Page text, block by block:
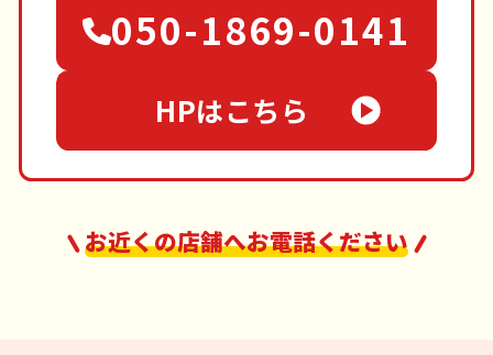
050-1869-0141
HPはこちら
お近くの店舗へお電話ください